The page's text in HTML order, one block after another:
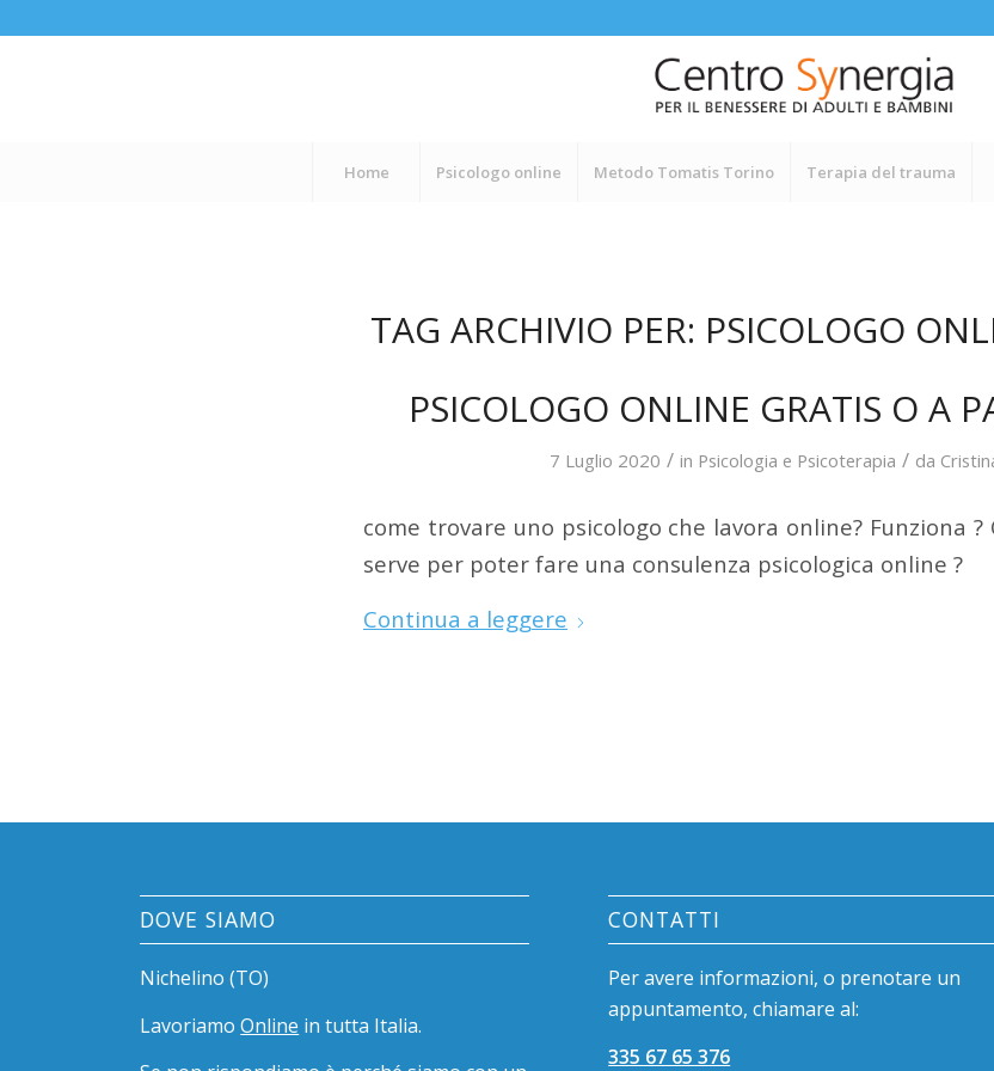
Home Psicologo online Metodo Tomatis Torino Terapia del trauma
TAG ARCHIVIO PER: PSICOLOGO
PSICOLOGO ONLINE GRATIS O A
7 Luglio 2020 / in Psicologia e Psicoterapia / da
come trovare uno psicologo che lavora online? Funziona ?
serve per poter fare una consulenza psicologica online ?
Continua a leggere
DOVE SIAMO
Nichelino (TO)
LavoriamoOnline in tutta Italia.
CONTATTI
Per avere informazioni, o prenotare un
appuntamento, chiamare al:
335 67 65 376